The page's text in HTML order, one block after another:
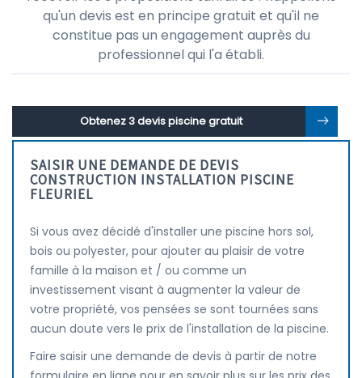
qu'un devis est en principe gratuit et qu'il ne
constitue pas un engagement auprès du
professionnel qui l'a établi.
Obtenez 3 devis piscine gratuit
SAISIR UNE DEMANDE DE DEVIS
CONSTRUCTION INSTALLATION PISCINE
FLEURIEL
Si vous avez décidé d'installer une piscine hors sol,
bois ou polyester, pour ajouter au plaisir de votre
famille à la maison et / ou comme un
investissement visant à augmenter la valeur de
votre propriété, vos pensées se sont tournées sans
aucun doute vers le prix de l'installation de la piscine.
Faire saisir une demande de devis à partir de notre